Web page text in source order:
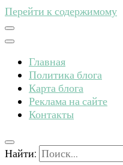
Перейти к содержимому
Главная
Политика блога
Карта блога
Реклама на сайте
Контакты
Найти: